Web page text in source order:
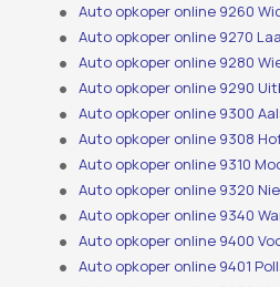
Auto opkoper online 9260
Auto opkoper online 9270
Auto opkoper online 9280
Auto opkoper online 9290
Auto opkoper online 9300
Auto opkoper online 9308
Auto opkoper online 9310
Auto opkoper online 9320
Auto opkoper online 9340
Auto opkoper online 9400
Auto opkoper online 9401